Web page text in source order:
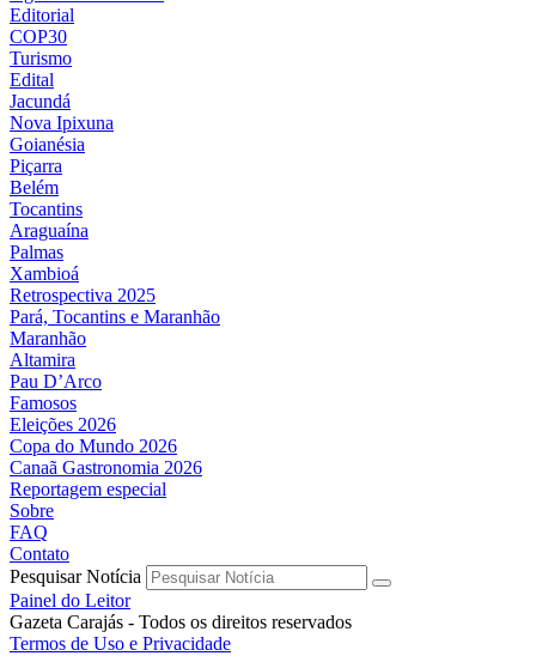
Editorial
COP30
Turismo
Edital
Jacundá
Nova Ipixuna
Goianésia
Piçarra
Belém
Tocantins
Araguaína
Palmas
Xambioá
Retrospectiva 2025
Pará, Tocantins e Maranhão
Maranhão
Altamira
Pau D’Arco
Famosos
Eleições 2026
Copa do Mundo 2026
Canaã Gastronomia 2026
Reportagem especial
Sobre
FAQ
Contato
Pesquisar Notícia
Painel do Leitor
Gazeta Carajás - Todos os direitos reservados
Termos de Uso e Privacidade